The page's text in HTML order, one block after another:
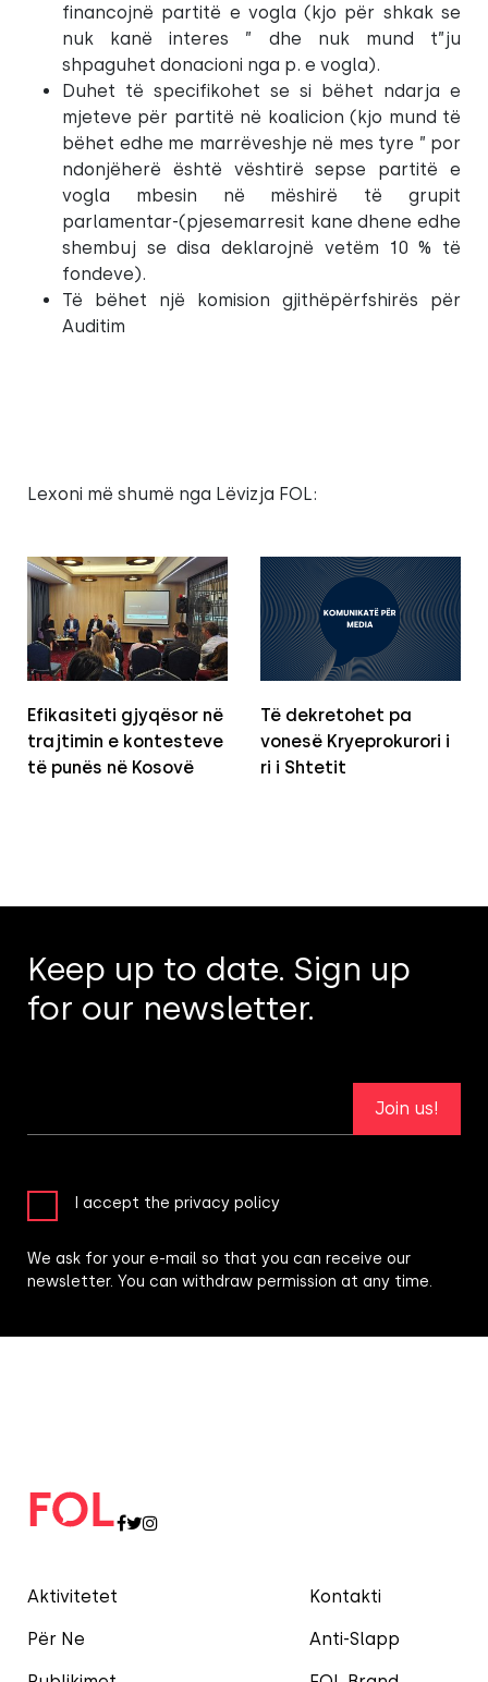
financojnë partitë e vogla (kjo për shkak se
nuk kanë interes ” dhe nuk mund t”ju
shpaguhet donacioni nga p. e vogla).
Duhet të specifikohet se si bëhet ndarja e
mjeteve për partitë në koalicion (kjo mund të
bëhet edhe me marrëveshje në mes tyre ” por
ndonjëherë është vështirë sepse partitë e
vogla mbesin në mëshirë të grupit
parlamentar-(pjesemarresit kane dhene edhe
shembuj se disa deklarojnë vetëm 10 % të
fondeve).
Të bëhet një komision gjithëpërfshirës për
Auditim
Lexoni më shumë nga Lëvizja FOL:
Efikasiteti gjyqësor në
trajtimin e kontesteve
të punës në Kosovë
Të dekretohet pa
vonesë Kryeprokurori i
ri i Shtetit
Aktivitetet
Për Ne
Kontakti
Anti-Slapp
Keep up to date. Sign up
for our newsletter.
Join us!
I accept the privacy policy
We ask for your e-mail so that you can receive our
newsletter. You can withdraw permission at any time.